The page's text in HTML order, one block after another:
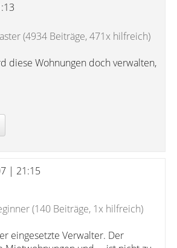
(4934 Beiträge, 471x hilfreich)
diese Wohnungen doch verwalten,
| 21:15
(140 Beiträge, 1x hilfreich)
eingesetzte Verwalter. Der